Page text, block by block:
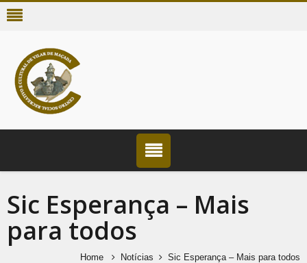
Sic Esperança – Mais
para todos
Home Notícias Sic Esperança – Mais para todos